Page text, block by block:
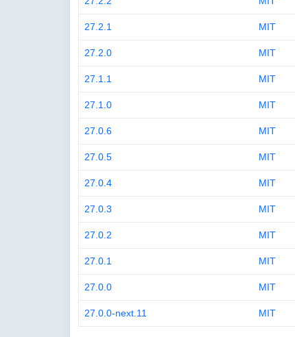
27.2.1 MIT
27.2.0 MIT
27.1.1 MIT
27.1.0 MIT
27.0.6 MIT
27.0.5 MIT
27.0.4 MIT
27.0.3 MIT
27.0.2 MIT
27.0.1 MIT
27.0.0 MIT
27.0.0-next.11 MIT